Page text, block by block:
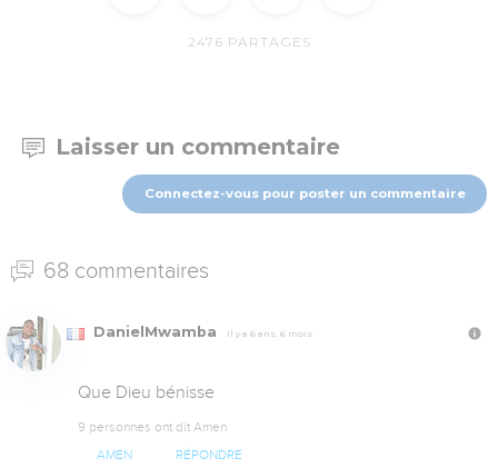
2476 PARTAGES
Laisser un commentaire
Connectez-vous pour poster un commentaire
68 commentaires
DanielMwamba Il y a 6 ans, 6 mois
Que Dieu bénisse
9 personnes ont dit Amen
AMEN RÉPONDRE